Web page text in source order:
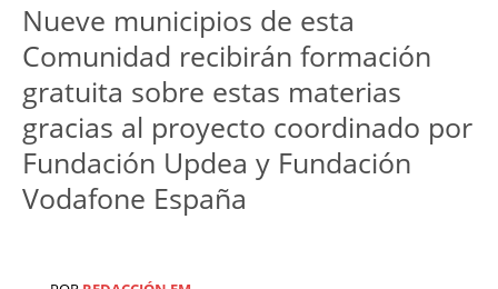
Nueve municipios de esta
Comunidad recibirán formación
gratuita sobre estas materias
gracias al proyecto coordinado por
Fundación Updea y Fundación
Vodafone España